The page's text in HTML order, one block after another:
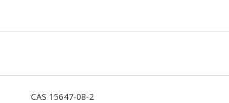
CAS 15647-08-2